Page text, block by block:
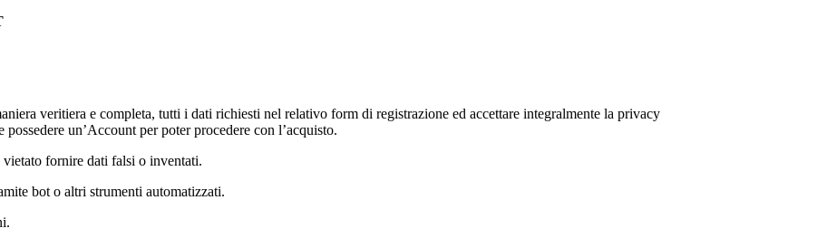
veritiera e completa, tutti i dati richiesti nel relativo form di registrazione ed accettare integralmente la privacy
un’Account per poter procedere con l’acquisto.
fornire dati falsi o inventati.
bot o altri strumenti automatizzati.